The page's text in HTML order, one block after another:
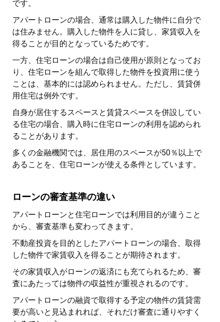
です。
アパートローンの場合、通常は購入した物件に自分で
は住みません。購入した物件を人に貸し、家賃収入を
得ることが目的となっているためです。
一方、住宅ローンの場合は自己使用が原則となってお
り、住宅ローンを組んで取得した物件を投資用に使う
ことは、基本的には認められません。ただし、賃貸併
用住宅は例外です。
自身が居住するスペースと賃貸スペースを併設してい
る住宅の場合、購入時に住宅ローンの利用を認められ
ることがあります。
多くの金融機関では、居住用のスペースが50％以上で
あることを、住宅ローンが使える条件としています。
ローンの審査基準の違い
アパートローンと住宅ローンでは利用目的が違うこと
から、審査基準も変わってきます。
不動産投資を目的としたアパートローンの場合、取得
した物件で家賃収入を得ることが期待されます。
その家賃収入がローンの返済にも充てられるため、審
査にあたっては物件の収益性が重視されるのです。
アパートローンの融資で取得する予定の物件の賃貸需
要が高いと見込まれれば、それだけ審査に通りやすく